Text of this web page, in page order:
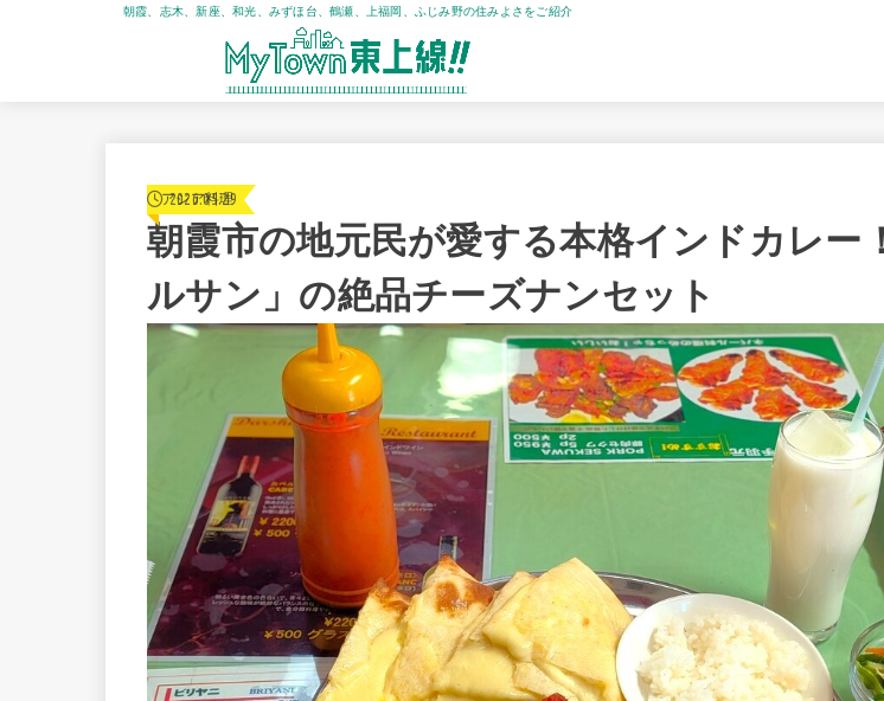
朝霞、志木、新座、和光、みずほ台、鶴瀬、上福岡、ふじみ野の住みよさをご紹介
アジア料理
2026.05.29
朝霞市の地元民が愛する本格インドカレー
ルサン」の絶品チーズナンセット